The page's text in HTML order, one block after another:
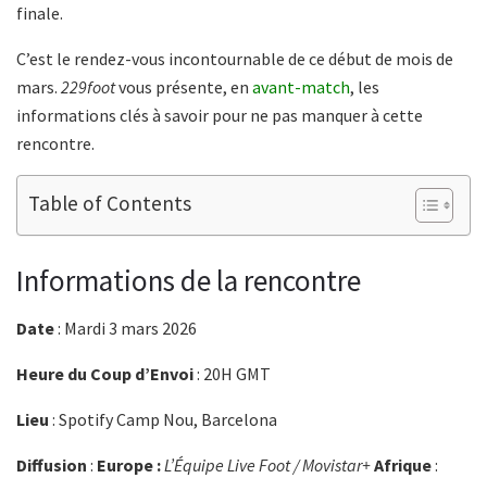
finale.
C’est le rendez-vous incontournable de ce début de mois de
mars. 229footvous présente, en avant-match, les
informations clés à savoir pour ne pas manquer à cette
rencontre.
Table of Contents
Informations de la rencontre
Date: Mardi 3 mars 2026
Heure du Coup d’Envoi: 20H GMT
Lieu : Spotify Camp Nou, Barcelona
Diffusion : Europe :L’Équipe Live Foot / Movistar+Afrique: